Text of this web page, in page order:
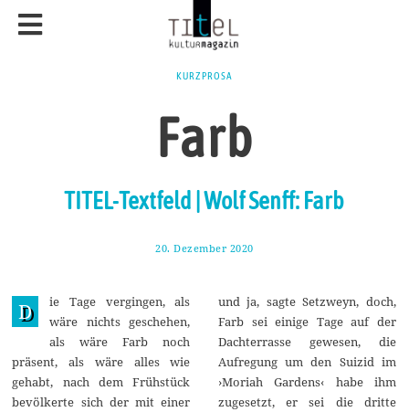
KURZPROSA
Farb
TITEL-Textfeld | Wolf Senff: Farb
20. Dezember 2020
e
e
m
b
e
r
2
D
ie Tage vergingen, als
wäre nichts geschehen,
als wäre Farb noch
präsent, als wäre alles wie
gehabt, nach dem Frühstück
bevölkerte sich der mit einer
und ja, sagte Setzweyn, doch,
Farb sei einige Tage auf der
Dachterrasse gewesen, die
Aufregung um den Suizid im
›Moriah Gardens‹ habe ihm
zugesetzt, er sei die dritte